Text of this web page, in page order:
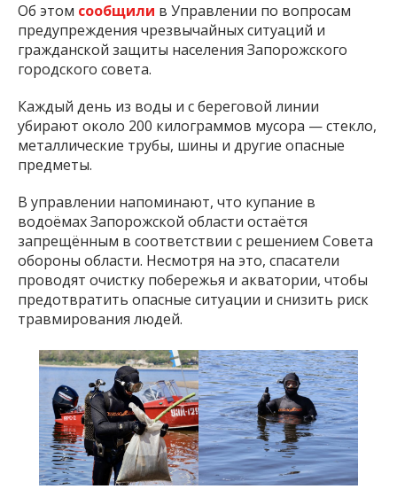
Об этом сообщили в Управлении по вопросам
предупреждения чрезвычайных ситуаций и
гражданской защиты населения Запорожского
городского совета.
Каждый день из воды и с береговой линии
убирают около 200 килограммов мусора — стекло,
металлические трубы, шины и другие опасные
предметы.
В управлении напоминают, что купание в
водоёмах Запорожской области остаётся
запрещённым в соответствии с решением Совета
обороны области. Несмотря на это, спасатели
проводят очистку побережья и акватории, чтобы
предотвратить опасные ситуации и снизить риск
травмирования людей.